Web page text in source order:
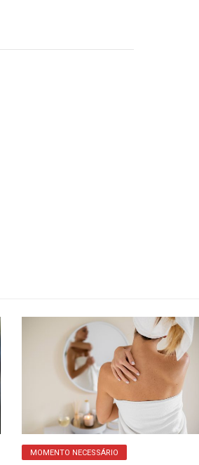
MOMENTO NECESSÁRIO